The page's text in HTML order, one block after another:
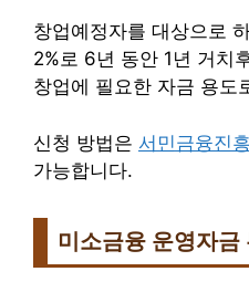
창업예정자를 대상으로
2%로 6년 동안 1년 거치
창업에 필요한 자금 용도
신청 방법은 서민금융진
가능합니다.
미소금융 운영자